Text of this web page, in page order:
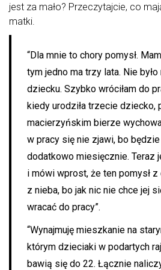
jest za mało? Przeczytajcie, co
matki.
“Dla mnie to chory pomysł.
tym jedno ma trzy lata. Nie
dziecku. Szybko wróciłam do
kiedy urodziła trzecie dziecko,
macierzyńskim bierze
w pracy się nie zjawi, bo będzie
dodatkowo miesięcznie. Teraz
i mówi wprost, że ten pomysł z
z nieba, bo jak nic nie chce jej
wracać do pracy”.
“Wynajmuję mieszkanie na
którym dzieciaki w podartych
bawią się do 22. Łącznie